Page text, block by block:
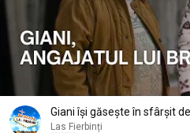
Giani își găsește în sfârșit
Las Fierbinți